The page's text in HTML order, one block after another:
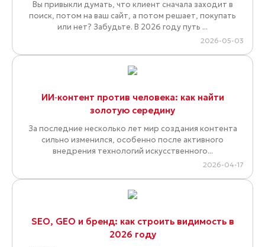
Вы привыкли думать, что клиент сначала заходит в
поиск, потом на ваш сайт, а потом решает, покупать
или нет? Забудьте. В 2026 году путь ...
2026-05-03
ИИ‑контент против человека: как найти
золотую середину
За последние несколько лет мир создания контента
сильно изменился, особенно после активного
внедрения технологий искусственного...
2026-04-17
SEO, GEO и бренд: как строить видимость в
2026 году